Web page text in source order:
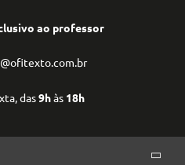
ao professor
das9hàs 18h